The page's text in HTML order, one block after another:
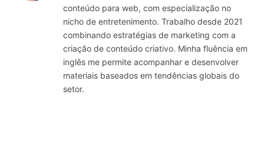
conteúdo para web, com especialização no
nicho de entretenimento. Trabalho desde 2021
combinando estratégias de marketing com a
criação de conteúdo criativo. Minha fluência em
inglês me permite acompanhar e desenvolver
materiais baseados em tendências globais do
setor.